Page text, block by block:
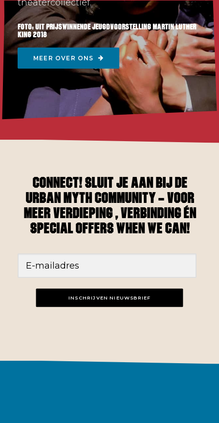
theatercollectief.
foto: uit prijswinnende jeugdvoorstelling Martin Luther
King 2018
MEER OVER ONS
Connect! Sluit je aan bij de
Urban Myth Community – voor
meer verdieping , verbinding én
special offers when we can!
INSCHRIJVEN NIEUWSBRIEF